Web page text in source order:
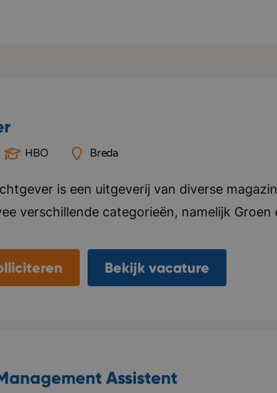
HBO Breda
is een uitgeverij van diverse
verschillende categorieën, namelijk
uitgeverijen in het distribueren van hun
Bekijk vacature
Assistent